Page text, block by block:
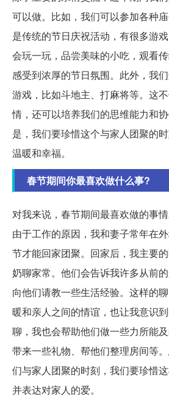
可以做。比如，我们可以参加各种
是传统的节日庆祝活动，有很多游
会玩一玩，品尝美味的小吃，观看
感受到浓厚的节日氛围。此外，我
游戏，比如斗地主、打麻将等。这
情，还可以培养我们的思维能力和
是，我们要珍惜这个与家人团聚的
温暖和幸福。
春节期间你最喜欢做什么事?
对我来说，春节期间最喜欢做的事情
由于工作的原因，我和妻子常年在
节才能回家团聚。回家后，我主要
奶聊家常。他们会告诉我许多从前
向他们请教一些生活经验。这样的
暖和亲人之间的情谊，也让我意识
聊，我也会帮助他们做一些力所能
带来一些礼物、帮他们整理房间等
们与家人团聚的时刻，我们要珍惜
并表达对家人的爱。